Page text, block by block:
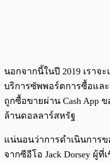
นอกจากนี้ในปี 2019 เราจ
บริการซัพพอร์ตการซื้อแล
ถูกซื้อขายผ่าน Cash App
ล้านดอลลาร์สหรัฐ
แน่นอนว่าการดำเนินการ
จากซีอีโอ Jack Dorsey ผู้